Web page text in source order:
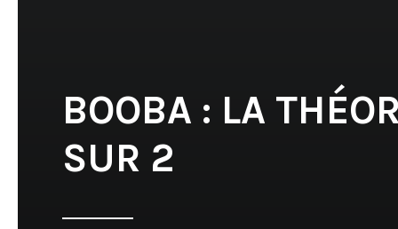
BOOBA : LA
SUR 2